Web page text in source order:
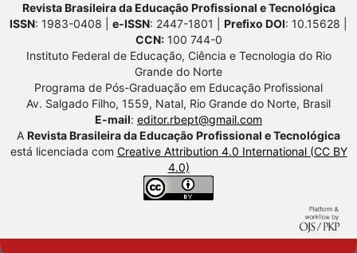
Revista Brasileira da Educação Profissional e Tecnológica
ISSN: 1983-0408 | e-ISSN: 2447-1801 | Prefixo DOI: 10.15628 |
CCN:100 744-0
Instituto Federal de Educação, Ciência e Tecnologia do Rio
Grande do Norte
Programa de Pós-Graduação em Educação Profissional
Av. Salgado Filho, 1559, Natal, Rio Grande do Norte, Brasil
E-mail: editor.rbept@gmail.com
A Revista Brasileira da Educação Profissional e Tecnológica
está licenciada com Creative Attribution 4.0 International (CC BY
4.0)